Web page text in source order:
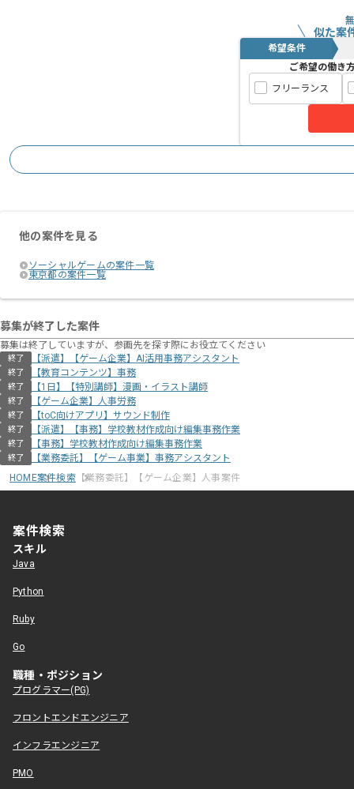
似た案
希望条件
ご希望の働き
フリーランス
他の案件を見る
ソーシャルゲームの案件一覧
東京都の案件一覧
募集が終了した案件
募集は終了していますが、参画先を探す際にお役立てください
終了 【派遣】【ゲーム企業】AI活用事務アシスタント
終了 【教育コンテンツ】事務
終了 【1日】【特別講師】漫画・イラスト講師
終了 【ゲーム企業】人事労務
終了 【toC向けアプリ】サウンド制作
終了 【派遣】【事務】学校教材作成向け編集事務作業
終了 【事務】学校教材作成向け編集事務作業
終了
【業務委託】【ゲーム事業】事務アシスタント
HOME案件検索【業務委託】【ゲーム企業】人事案件
案件検索
スキル
Java
Python
Ruby
Go
職種・ポジション
プログラマー(PG)
フロントエンドエンジニア
インフラエンジニア
PMO